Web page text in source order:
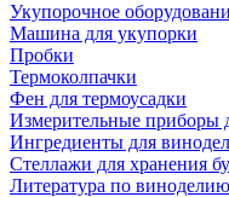
Укупорочное
Машина для укупорки
Пробки
Термоколпачки
Фен для термоусадки
Измерительные приборы
Ингредиенты для
Стеллажи для хранения
Литература по виноделию